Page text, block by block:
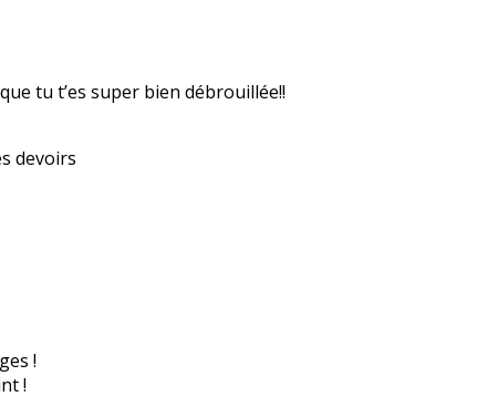
tu t’es super bien débrouillée!!
devoirs
!
!